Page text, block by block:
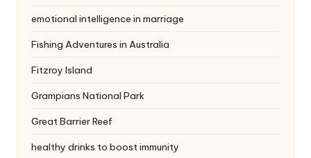
emotional intelligence in marriage
Fishing Adventures in Australia
Fitzroy Island
Grampians National Park
Great Barrier Reef
healthy drinks to boost immunity